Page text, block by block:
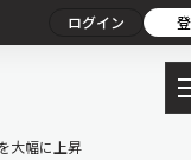
ログイン
大幅に上昇